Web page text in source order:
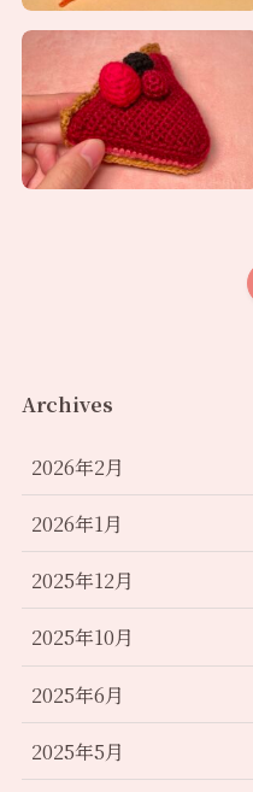
Archives
2026年2月
2026年1月
2025年12月
2025年10月
2025年6月
2025年5月